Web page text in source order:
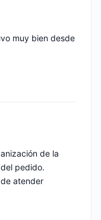
muy bien desde
de la
pedido.
atender